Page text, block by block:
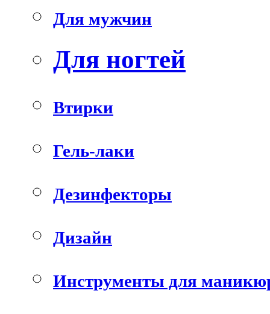
Для мужчин
Для ногтей
Втирки
Гель-лаки
Дезинфекторы
Дизайн
Инструменты для